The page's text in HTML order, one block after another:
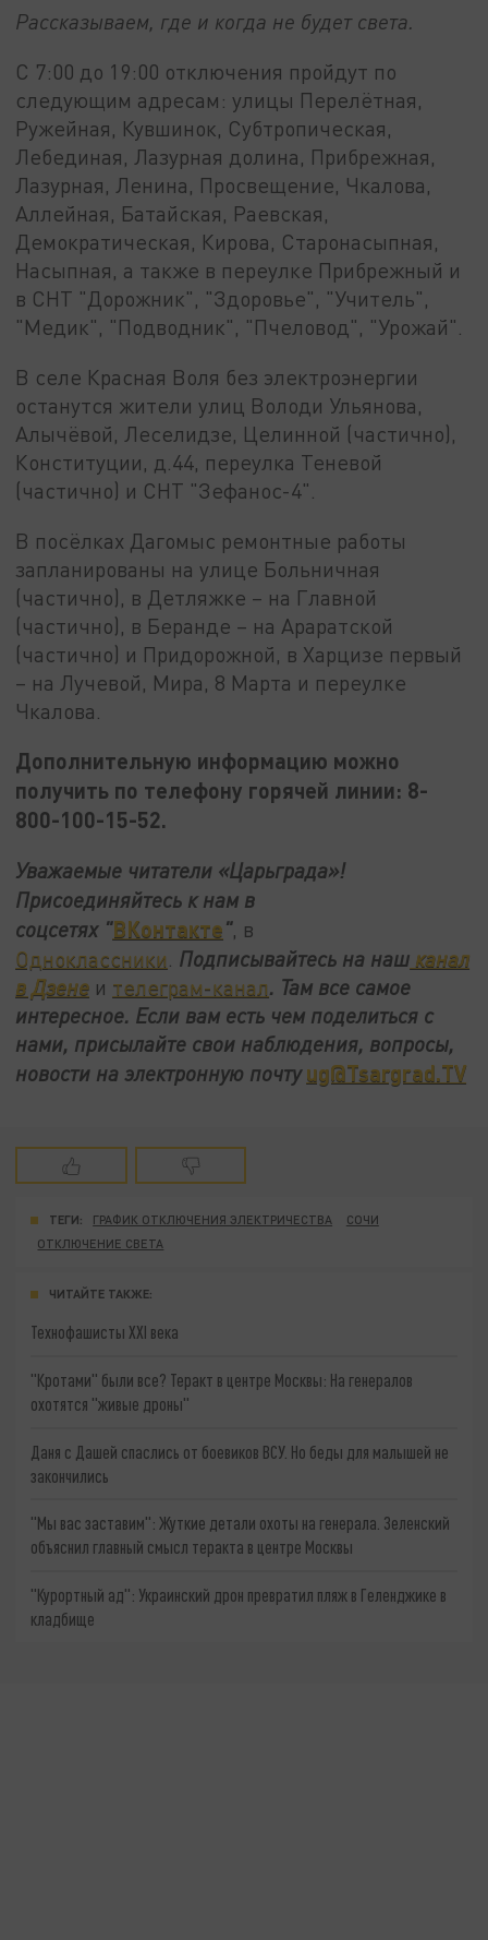
Рассказываем, где и когда не будет света.
С 7:00 до 19:00 отключения пройдут по
следующим адресам: улицы Перелётная,
Ружейная, Кувшинок, Субтропическая,
Лебединая, Лазурная долина, Прибрежная,
Лазурная, Ленина, Просвещение, Чкалова,
Аллейная, Батайская, Раевская,
Демократическая, Кирова, Старонасыпная,
Насыпная, а также в переулке Прибрежный и
в СНТ "Дорожник", "Здоровье", "Учитель",
"Медик", "Подводник", "Пчеловод", "Урожай".
В селе Красная Воля без электроэнергии
останутся жители улиц Володи Ульянова,
Алычёвой, Леселидзе, Целинной (частично),
Конституции, д.44, переулка Теневой
(частично) и СНТ "Зефанос-4".
В посёлках Дагомыс ремонтные работы
запланированы на улице Больничная
(частично), в Детляжке – на Главной
(частично), в Беранде – на Араратской
(частично) и Придорожной, в Харцизе первый
– на Лучевой, Мира, 8 Марта и переулке
Чкалова.
Дополнительную информацию можно
получить по телефону горячей линии: 8-
800-100-15-52.
Уважаемые читатели «Царьграда»!
Присоединяйтесь к нам в
соцсетях "ВКонтакте", в
Одноклассники Подписывайтесь на наш канал
в Дзене и телеграм-канал. Там все самое
интересное. Если вам есть чем поделиться с
нами, присылайте свои наблюдения, вопросы,
новости на электронную почтуug@Tsargrad.TV
ТЕГИ: ГРАФИК ОТКЛЮЧЕНИЯ ЭЛЕКТРИЧЕСТВА
СОЧИ
ОТКЛЮЧЕНИЕ СВЕТА
ЧИТАЙТЕ ТАКЖЕ:
Технофашисты XXI века
"Кротами" были все? Теракт в центре Москвы: На генералов
охотятся "живые дроны"
Даня с Дашей спаслись от боевиков ВСУ. Но беды для малышей не
закончились
"Мы вас заставим": Жуткие детали охоты на генерала. Зеленский
объяснил главный смысл теракта в центре Москвы
"Курортный ад": Украинский дрон превратил пляж в Геленджике в
кладбище